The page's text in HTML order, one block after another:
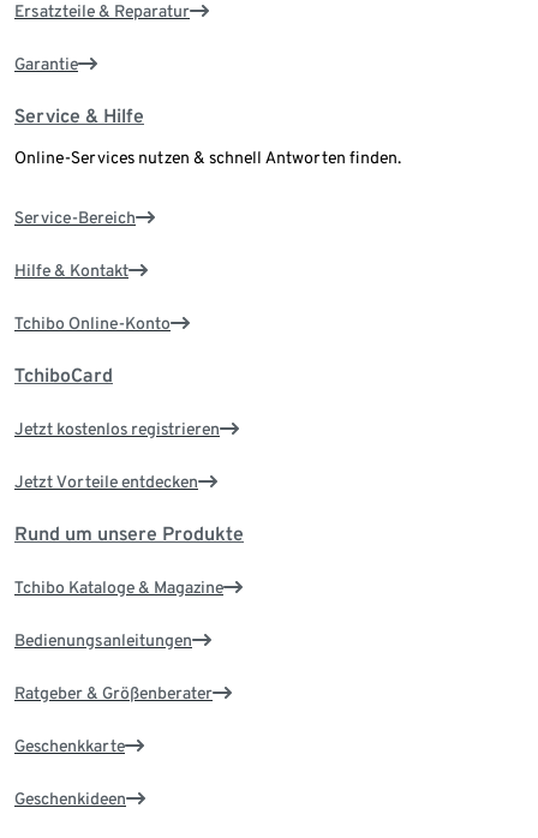
Ersatzteile & Reparatur
Garantie
Service & Hilfe
Online-Services nutzen & schnell Antworten finden.
Service-Bereich
Hilfe & Kontakt
Tchibo Online-Konto
TchiboCard
Jetzt kostenlos registrieren
Jetzt Vorteile entdecken
Rund um unsere Produkte
Tchibo Kataloge & Magazine
Bedienungsanleitungen
Ratgeber & Größenberater
Geschenkkarte
Geschenkideen